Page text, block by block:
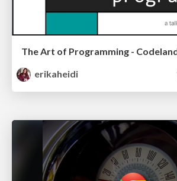
The Art of Programming -
erikaheidi